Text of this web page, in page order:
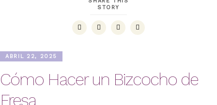
STORY
ABRIL 22, 2025
Cómo Hacer un Bizcocho de
Fresa